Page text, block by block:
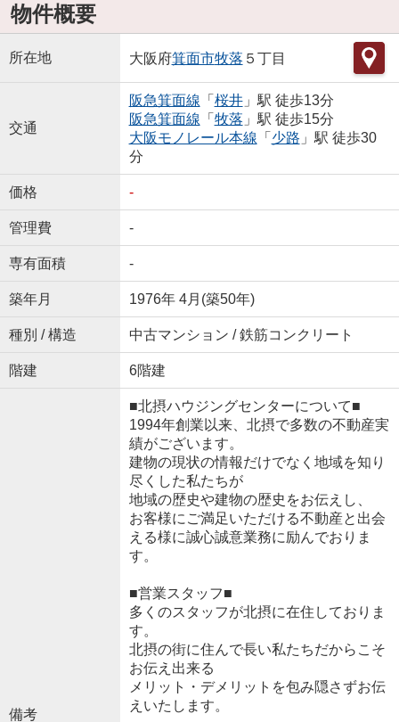
物件概要
所在地 大阪府箕面市牧落 ５丁目
交通
阪急箕面線 「 桜井」駅 徒歩13分
阪急箕面線 「 牧落 」駅 徒歩15分
大阪モノレール本線 「 少路 」駅 徒歩30
分
価格 -
管理費 -
専有面積 -
築年月 1976年 4月(築50年)
種別 / 構造 中古マンション / 鉄筋コンクリート
階建 6階建
備考
■北摂ハウジングセンターについて■
1994年創業以来、北摂で多数の不動産実
績がございます。
建物の現状の情報だけでなく地域を知り
尽くした私たちが
地域の歴史や建物の歴史をお伝えし、
お客様にご満足いただける不動産と出会
える様に誠心誠意業務に励んでおりま
す。
■営業スタッフ■
多くのスタッフが北摂に在住しておりま
す。
北摂の街に住んで長い私たちだからこそ
お伝え出来る
メリット・デメリットを包み隠さずお伝
えいたします。